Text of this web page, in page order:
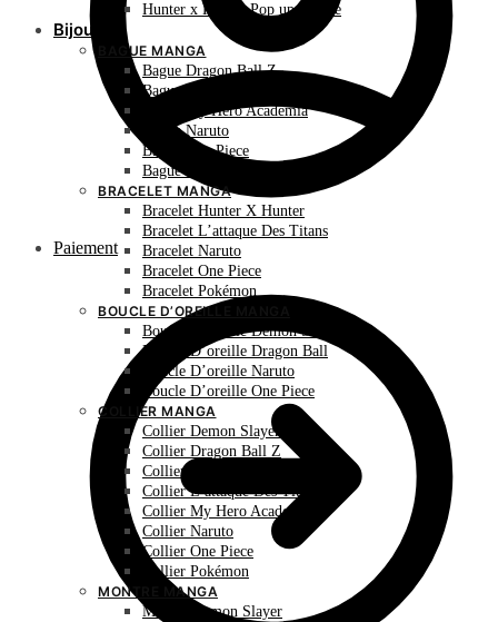
Paiement
Hunter x Hunter Pop up Parade
Bijoux
BAGUE MANGA
Bague Dragon Ball Z
Bague Hunter X Hunter
Bague My Hero Academia
Bague Naruto
Bague One Piece
Bague Pokémon
BRACELET MANGA
Bracelet Hunter X Hunter
Bracelet L’attaque Des Titans
Bracelet Naruto
Bracelet One Piece
Bracelet Pokémon
BOUCLE D’OREILLE MANGA
Boucle D’oreille Demon Slayer
Boucle D’oreille Dragon Ball
Boucle D’oreille Naruto
Boucle D’oreille One Piece
COLLIER MANGA
Collier Demon Slayer
Collier Dragon Ball Z
Collier Hunter X Hunter
Collier L’attaque Des Titans
Collier My Hero Academia
Collier Naruto
Collier One Piece
Collier Pokémon
MONTRE MANGA
Montre Demon Slayer